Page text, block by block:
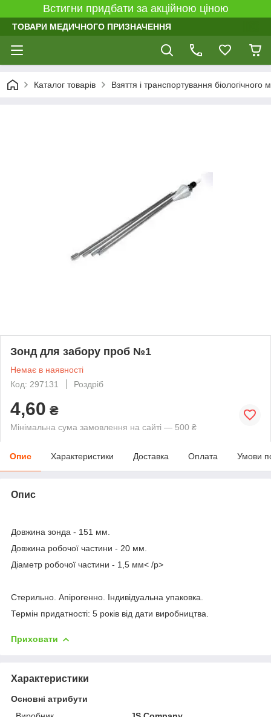
Встигни придбати за акційною ціною
ТОВАРИ МЕДИЧНОГО ПРИЗНАЧЕННЯ
Каталог товарів Взяття і транспортування біологічного
Зонд для забору проб №1
Немає в наявності
Код: 297131
Роздріб
4,60 ₴
Мінімальна сума замовлення на сайті — 500 ₴
Опис Характеристики Доставка Оплата Умови
Опис
Довжина зонда - 151 мм.
Довжина робочої частини - 20 мм.
Діаметр робочої частини - 1,5 мм< /p>
Стерильно. Апірогенно. Індивідуальна упаковка.
Термін придатності: 5 років від дати виробництва.
Приховати
Характеристики
Основні атрибути